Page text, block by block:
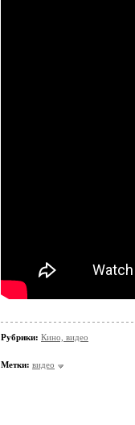
Рубрики: Кино, видео
Метки: видео